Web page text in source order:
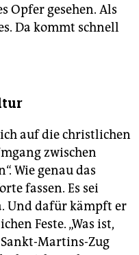
Opfer gesehen. Als
Da kommt schnell
auf die christlichen
zwischen
Wie genau das
fassen. Es sei
Und dafür kämpft er
Feste. „Was ist,
Martins-Zug